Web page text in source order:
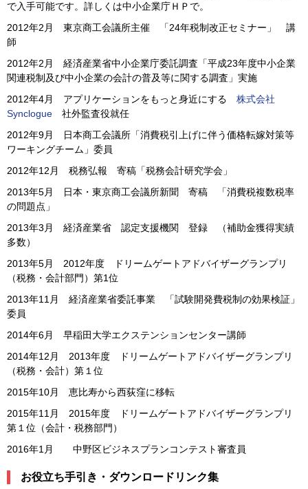
で入手可能です。詳しくは中小企業庁ＨＰで。
2012年2月 東京商工会議所主催 「24年税制改正セミナー」 講
師
2012年2月 経済産業省中小企業庁委託調査「平成23年度中小企業
関連税制及び中小企業の会計の普及等に関する調査」実施
2012年4月 アプリケーションをもっと身近にする 株式会社
Synclogue 社外監査役就任
2012年9月 日本商工会議所「消費税引上げに伴う価格転嫁対策等
ワーキングチーム」委員
2012年12月 税務弘報 寄稿「税務会計研究学会」
2013年5月 日本・東京商工会議所新聞 寄稿 「消費税複数税率
の問題点」
2013年3月 経済産業省 認定支援機関 登録 （補助金獲得実績
多数）
2013年5月 2012年度 ドリームゲートアドバイザーグランプリ
（税務・会計部門）第1位
2013年11月 経済産業省委託事業 「試験開発費税制の効果検証」
委員
2014年6月 早稲田大学エクステンションセンター講師
2014年12月 2013年度 ドリームゲートアドバイザーグランプリ
（税務・会計）第１位
2015年10月 恵比寿から西荻窪に移転
2015年11月 2015年度 ドリームゲートアドバイザーグランプリ
第１位（会計・税務部門）
2016年1月 中野区ビジネスプランコンテスト審査員
お役立ち手引き・ダウンロードリンク集